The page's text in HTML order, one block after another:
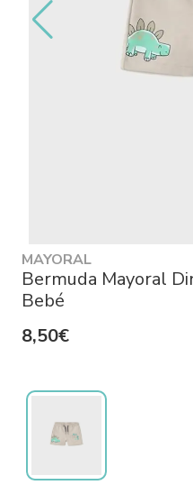
MAYORAL
Bermuda Mayoral
Bebé
8,50€